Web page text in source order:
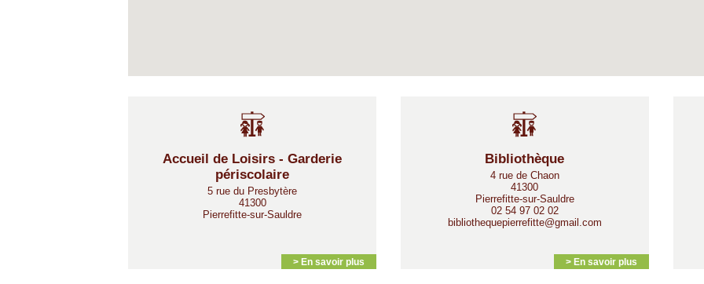
Accueil de Loisirs - Garderie
périscolaire
5 rue du Presbytère
41300
Pierrefitte-sur-Sauldre
> En savoir plus
Bibliothèque
4 rue de Chaon
41300
Pierrefitte-sur-Sauldre
02 54 97 02 02
bibliothequepierrefitte@gmail.com
> En savoir plus